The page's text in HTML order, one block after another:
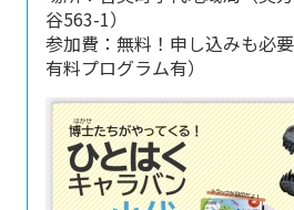
谷563-1）
参加費：無料！申し込みも必
有料プログラム有）